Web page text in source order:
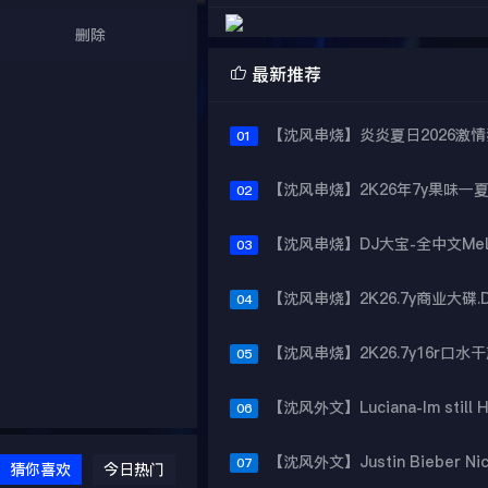
删除
猜你喜欢 今日热门
 最新推荐
01
02
03
04
05
06
07